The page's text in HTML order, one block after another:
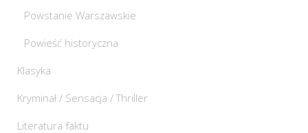
Powstanie Warszawskie
Powieść historyczna
Klasyka
Kryminał / Sensacja / Thriller
Literatura faktu